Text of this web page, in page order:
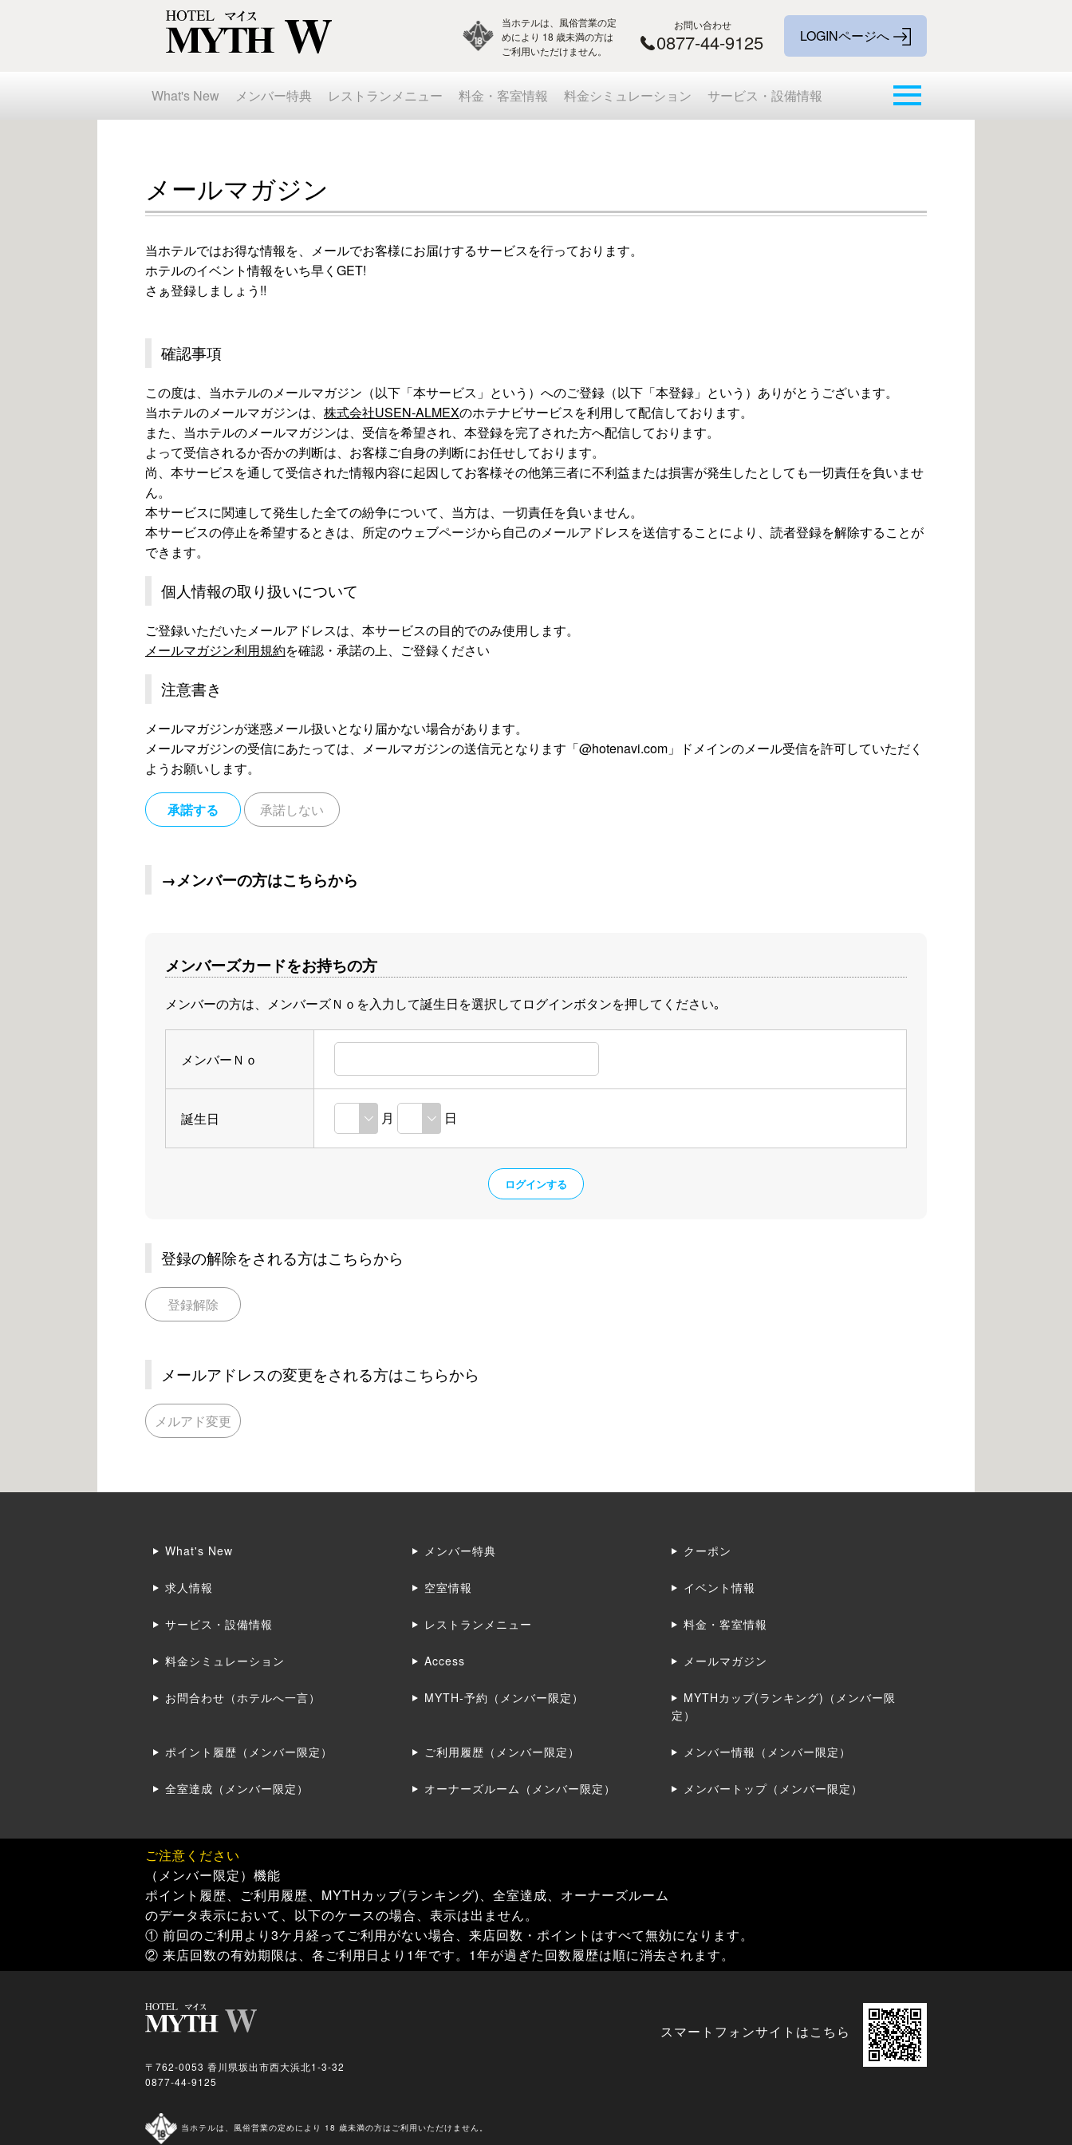
当ホテルは、風俗営業の定
めにより 18 歳未満の方は
ご利用いただけません。
お問い合わせ
0877-44-9125
What's New メンバー特典 レストランメニュー 料金・客室情報 料金シミュレーション サービス・設備情報
メールマガジン
当ホテルではお得な情報を、メールでお客様にお届けするサービスを行っております。
ホテルのイベント情報をいち早くGET!
さぁ登録しましょう!!
確認事項
この度は、当ホテルのメールマガジン（以下「本サービス」という）へのご登録（以下「本登録」という）ありがとうございます。
当ホテルのメールマガジンは、 株式会社USEN-ALMEXのホテナビサービスを利用して配信しております。
また、当ホテルのメールマガジンは、受信を希望され、本登録を完了された方へ配信しております。
よって受信されるか否かの判断は、お客様ご自身の判断にお任せしております。
尚、本サービスを通して受信された情報内容に起因してお客様その他第三者に不利益または損害が発生したとしても一切責任を負いませ
ん。
本サービスに関連して発生した全ての紛争について、当方は、一切責任を負いません。
本サービスの停止を希望するときは、所定のウェブページから自己のメールアドレスを送信することにより、読者登録を解除することが
できます。
個人情報の取り扱いについて
ご登録いただいたメールアドレスは、本サービスの目的でのみ使用します。
メールマガジン利用規約を確認・承諾の上、ご登録ください
注意書き
メールマガジンが迷惑メール扱いとなり届かない場合があります。
メールマガジンの受信にあたっては、メールマガジンの送信元となります「@hotenavi.com」ドメインのメール受信を許可していただく
ようお願いします。
承諾する 承諾しない
→メンバーの方はこちらから
メンバーズカードをお持ちの方
メンバーの方は、メンバーズＮｏを入力して誕生日を選択してログインボタンを押してください｡
メンバーＮｏ
誕生日 月 日
登録の解除をされる方はこちらから
登録解除
メールアドレスの変更をされる方はこちらから
メルアド変更
What's New メンバー特典 クーポン
求人情報 空室情報 イベント情報
サービス・設備情報 レストランメニュー 料金・客室情報
料金シミュレーション Access メールマガジン
お問合わせ（ホテルへ一言） MYTH-予約（メンバー限定）
MYTHカップ(ランキング)（メンバー限
定）
ポイント履歴（メンバー限定） ご利用履歴（メンバー限定） メンバー情報（メンバー限定）
全室達成（メンバー限定） オーナーズルーム（メンバー限定） メンバートップ（メンバー限定）
ご注意ください
（メンバー限定）機能
ポイント履歴、ご利用履歴、MYTHカップ(ランキング)、全室達成、オーナーズルーム
のデータ表示において、以下のケースの場合、表示は出ません。
① 前回のご利用より3ケ月経ってご利用がない場合、来店回数・ポイントはすべて無効になります。
② 来店回数の有効期限は、各ご利用日より1年です。1年が過ぎた回数履歴は順に消去されます。
〒762-0053 香川県坂出市西大浜北1-3-32
0877-44-9125
スマートフォンサイトはこちら
当ホテルは、風俗営業の定めにより 18 歳未満の方はご利用いただけません。